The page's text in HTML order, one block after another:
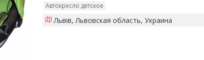
Автокресло детское
Львів, Львовская область, Украина